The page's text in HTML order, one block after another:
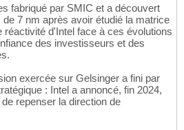
fabriqué par SMIC et a découvert
7 nm après avoir étudié la matrice
réactivité d'Intel face à ces évolutions
des investisseurs et des
exercée sur Gelsinger a fini par
: Intel a annoncé, fin 2024,
repenser la direction de